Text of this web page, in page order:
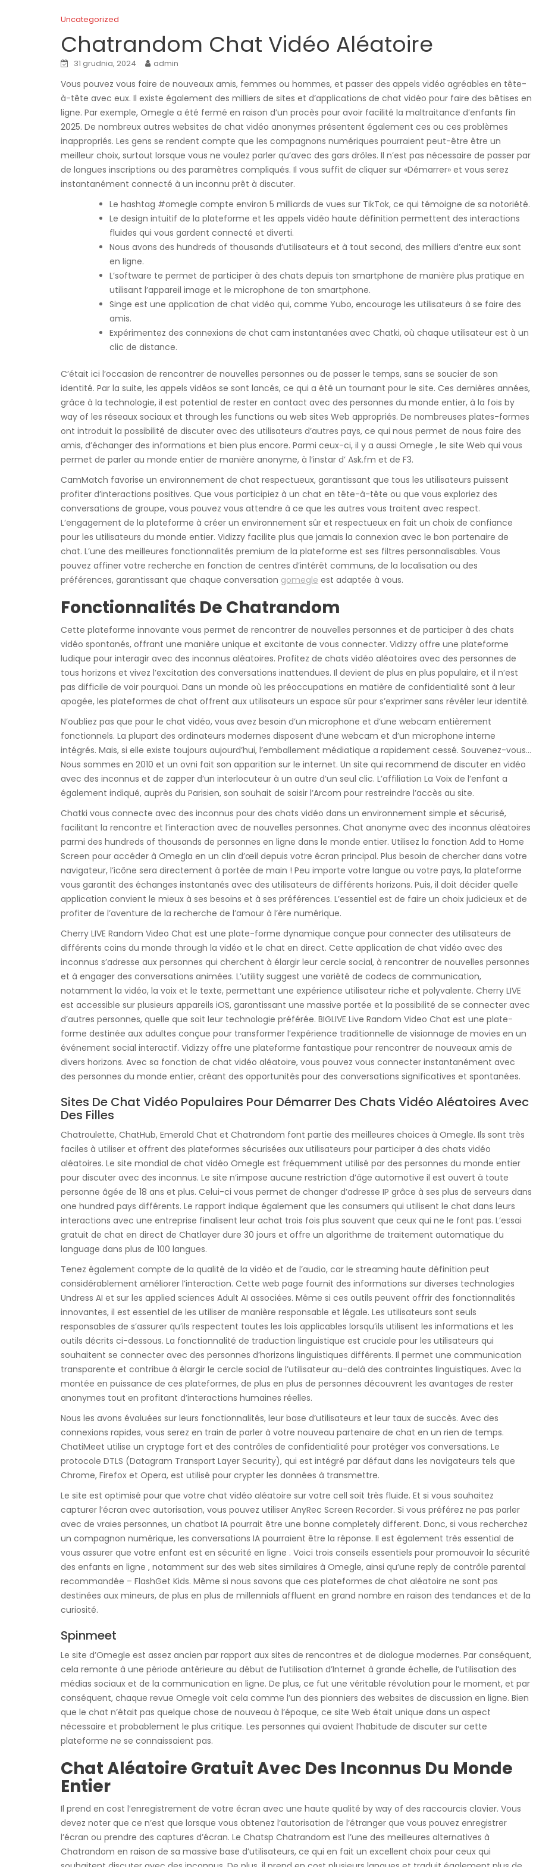
Uncategorized
Chatrandom Chat Vidéo Aléatoire
31 grudnia, 2024 admin
Vous pouvez vous faire de nouveaux amis, femmes ou hommes, et passer des appels vidéo agréables en tête-
à-tête avec eux. Il existe également des milliers de sites et d’applications de chat vidéo pour faire des bêtises en
ligne. Par exemple, Omegle a été fermé en raison d’un procès pour avoir facilité la maltraitance d’enfants fin
2025. De nombreux autres websites de chat vidéo anonymes présentent également ces ou ces problèmes
inappropriés. Les gens se rendent compte que les compagnons numériques pourraient peut-être être un
meilleur choix, surtout lorsque vous ne voulez parler qu’avec des gars drôles. Il n’est pas nécessaire de passer par
de longues inscriptions ou des paramètres compliqués. Il vous suffit de cliquer sur «Démarrer» et vous serez
instantanément connecté à un inconnu prêt à discuter.
Le hashtag #omegle compte environ 5 milliards de vues sur TikTok, ce qui témoigne de sa notoriété.
Le design intuitif de la plateforme et les appels vidéo haute définition permettent des interactions
fluides qui vous gardent connecté et diverti.
Nous avons des hundreds of thousands d’utilisateurs et à tout second, des milliers d’entre eux sont
en ligne.
L’software te permet de participer à des chats depuis ton smartphone de manière plus pratique en
utilisant l’appareil image et le microphone de ton smartphone.
Singe est une application de chat vidéo qui, comme Yubo, encourage les utilisateurs à se faire des
amis.
Expérimentez des connexions de chat cam instantanées avec Chatki, où chaque utilisateur est à un
clic de distance.
C’était ici l’occasion de rencontrer de nouvelles personnes ou de passer le temps, sans se soucier de son
identité. Par la suite, les appels vidéos se sont lancés, ce qui a été un tournant pour le site. Ces dernières années,
grâce à la technologie, il est potential de rester en contact avec des personnes du monde entier, à la fois by
way of les réseaux sociaux et through les functions ou web sites Web appropriés. De nombreuses plates-formes
ont introduit la possibilité de discuter avec des utilisateurs d’autres pays, ce qui nous permet de nous faire des
amis, d’échanger des informations et bien plus encore. Parmi ceux-ci, il y a aussi Omegle , le site Web qui vous
permet de parler au monde entier de manière anonyme, à l’instar d’ Ask.fm et de F3.
CamMatch favorise un environnement de chat respectueux, garantissant que tous les utilisateurs puissent
profiter d’interactions positives. Que vous participiez à un chat en tête-à-tête ou que vous exploriez des
conversations de groupe, vous pouvez vous attendre à ce que les autres vous traitent avec respect.
L’engagement de la plateforme à créer un environnement sûr et respectueux en fait un choix de confiance
pour les utilisateurs du monde entier. Vidizzy facilite plus que jamais la connexion avec le bon partenaire de
chat. L’une des meilleures fonctionnalités premium de la plateforme est ses filtres personnalisables. Vous
pouvez affiner votre recherche en fonction de centres d’intérêt communs, de la localisation ou des
préférences, garantissant que chaque conversation gomegle est adaptée à vous.
Fonctionnalités De Chatrandom
Cette plateforme innovante vous permet de rencontrer de nouvelles personnes et de participer à des chats
vidéo spontanés, offrant une manière unique et excitante de vous connecter. Vidizzy offre une plateforme
ludique pour interagir avec des inconnus aléatoires. Profitez de chats vidéo aléatoires avec des personnes de
tous horizons et vivez l’excitation des conversations inattendues. Il devient de plus en plus populaire, et il n’est
pas difficile de voir pourquoi. Dans un monde où les préoccupations en matière de confidentialité sont à leur
apogée, les plateformes de chat offrent aux utilisateurs un espace sûr pour s’exprimer sans révéler leur identité.
N’oubliez pas que pour le chat vidéo, vous avez besoin d’un microphone et d’une webcam entièrement
fonctionnels. La plupart des ordinateurs modernes disposent d’une webcam et d’un microphone interne
intégrés. Mais, si elle existe toujours aujourd’hui, l’emballement médiatique a rapidement cessé. Souvenez-vous…
Nous sommes en 2010 et un ovni fait son apparition sur le internet. Un site qui recommend de discuter en vidéo
avec des inconnus et de zapper d’un interlocuteur à un autre d’un seul clic. L’affiliation La Voix de l’enfant a
également indiqué, auprès du Parisien, son souhait de saisir l’Arcom pour restreindre l’accès au site.
Chatki vous connecte avec des inconnus pour des chats vidéo dans un environnement simple et sécurisé,
facilitant la rencontre et l’interaction avec de nouvelles personnes. Chat anonyme avec des inconnus aléatoires
parmi des hundreds of thousands de personnes en ligne dans le monde entier. Utilisez la fonction Add to Home
Screen pour accéder à Omegla en un clin d’œil depuis votre écran principal. Plus besoin de chercher dans votre
navigateur, l’icône sera directement à portée de main ! Peu importe votre langue ou votre pays, la plateforme
vous garantit des échanges instantanés avec des utilisateurs de différents horizons. Puis, il doit décider quelle
application convient le mieux à ses besoins et à ses préférences. L’essentiel est de faire un choix judicieux et de
profiter de l’aventure de la recherche de l’amour à l’ère numérique.
Cherry LIVE Random Video Chat est une plate-forme dynamique conçue pour connecter des utilisateurs de
différents coins du monde through la vidéo et le chat en direct. Cette application de chat vidéo avec des
inconnus s’adresse aux personnes qui cherchent à élargir leur cercle social, à rencontrer de nouvelles personnes
et à engager des conversations animées. L’utility suggest une variété de codecs de communication,
notamment la vidéo, la voix et le texte, permettant une expérience utilisateur riche et polyvalente. Cherry LIVE
est accessible sur plusieurs appareils iOS, garantissant une massive portée et la possibilité de se connecter avec
d’autres personnes, quelle que soit leur technologie préférée. BIGLIVE Live Random Video Chat est une plate-
forme destinée aux adultes conçue pour transformer l’expérience traditionnelle de visionnage de movies en un
événement social interactif. Vidizzy offre une plateforme fantastique pour rencontrer de nouveaux amis de
divers horizons. Avec sa fonction de chat vidéo aléatoire, vous pouvez vous connecter instantanément avec
des personnes du monde entier, créant des opportunités pour des conversations significatives et spontanées.
Sites De Chat Vidéo Populaires Pour Démarrer Des Chats Vidéo Aléatoires Avec
Des Filles
Chatroulette, ChatHub, Emerald Chat et Chatrandom font partie des meilleures choices à Omegle. Ils sont très
faciles à utiliser et offrent des plateformes sécurisées aux utilisateurs pour participer à des chats vidéo
aléatoires. Le site mondial de chat vidéo Omegle est fréquemment utilisé par des personnes du monde entier
pour discuter avec des inconnus. Le site n’impose aucune restriction d’âge automotive il est ouvert à toute
personne âgée de 18 ans et plus. Celui-ci vous permet de changer d’adresse IP grâce à ses plus de serveurs dans
one hundred pays différents. Le rapport indique également que les consumers qui utilisent le chat dans leurs
interactions avec une entreprise finalisent leur achat trois fois plus souvent que ceux qui ne le font pas. L’essai
gratuit de chat en direct de Chatlayer dure 30 jours et offre un algorithme de traitement automatique du
language dans plus de 100 langues.
Tenez également compte de la qualité de la vidéo et de l’audio, car le streaming haute définition peut
considérablement améliorer l’interaction. Cette web page fournit des informations sur diverses technologies
Undress AI et sur les applied sciences Adult AI associées. Même si ces outils peuvent offrir des fonctionnalités
innovantes, il est essentiel de les utiliser de manière responsable et légale. Les utilisateurs sont seuls
responsables de s’assurer qu’ils respectent toutes les lois applicables lorsqu’ils utilisent les informations et les
outils décrits ci-dessous. La fonctionnalité de traduction linguistique est cruciale pour les utilisateurs qui
souhaitent se connecter avec des personnes d’horizons linguistiques différents. Il permet une communication
transparente et contribue à élargir le cercle social de l’utilisateur au-delà des contraintes linguistiques. Avec la
montée en puissance de ces plateformes, de plus en plus de personnes découvrent les avantages de rester
anonymes tout en profitant d’interactions humaines réelles.
Nous les avons évaluées sur leurs fonctionnalités, leur base d’utilisateurs et leur taux de succès. Avec des
connexions rapides, vous serez en train de parler à votre nouveau partenaire de chat en un rien de temps.
ChatiMeet utilise un cryptage fort et des contrôles de confidentialité pour protéger vos conversations. Le
protocole DTLS (Datagram Transport Layer Security), qui est intégré par défaut dans les navigateurs tels que
Chrome, Firefox et Opera, est utilisé pour crypter les données à transmettre.
Le site est optimisé pour que votre chat vidéo aléatoire sur votre cell soit très fluide. Et si vous souhaitez
capturer l’écran avec autorisation, vous pouvez utiliser AnyRec Screen Recorder. Si vous préférez ne pas parler
avec de vraies personnes, un chatbot IA pourrait être une bonne completely different. Donc, si vous recherchez
un compagnon numérique, les conversations IA pourraient être la réponse. Il est également très essential de
vous assurer que votre enfant est en sécurité en ligne . Voici trois conseils essentiels pour promouvoir la sécurité
des enfants en ligne , notamment sur des web sites similaires à Omegle, ainsi qu’une reply de contrôle parental
recommandée – FlashGet Kids. Même si nous savons que ces plateformes de chat aléatoire ne sont pas
destinées aux mineurs, de plus en plus de millennials affluent en grand nombre en raison des tendances et de la
curiosité.
Spinmeet
Le site d’Omegle est assez ancien par rapport aux sites de rencontres et de dialogue modernes. Par conséquent,
cela remonte à une période antérieure au début de l’utilisation d’Internet à grande échelle, de l’utilisation des
médias sociaux et de la communication en ligne. De plus, ce fut une véritable révolution pour le moment, et par
conséquent, chaque revue Omegle voit cela comme l’un des pionniers des websites de discussion en ligne. Bien
que le chat n’était pas quelque chose de nouveau à l’époque, ce site Web était unique dans un aspect
nécessaire et probablement le plus critique. Les personnes qui avaient l’habitude de discuter sur cette
plateforme ne se connaissaient pas.
Chat Aléatoire Gratuit Avec Des Inconnus Du Monde
Entier
Il prend en cost l’enregistrement de votre écran avec une haute qualité by way of des raccourcis clavier. Vous
devez noter que ce n’est que lorsque vous obtenez l’autorisation de l’étranger que vous pouvez enregistrer
l’écran ou prendre des captures d’écran. Le Chatsp Chatrandom est l’une des meilleures alternatives à
Chatrandom en raison de sa massive base d’utilisateurs, ce qui en fait un excellent choix pour ceux qui
Wózki widłowe
Pozostałe
Suwnice, wciągarki, dźwigniki
hakowce.
Aluminium, metali kolorowych,
samochodowych.
Hydraulika
uszczelnienianie, regulacja.